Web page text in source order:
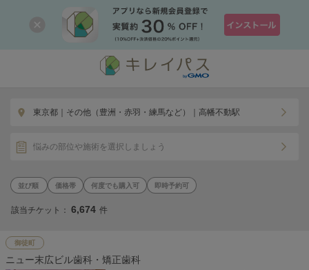
東京都｜その他（豊洲・赤羽・練馬など）｜高幡不動駅
悩みの部位や施術を選択しましょう
価格帯 何度でも購入可 即時予約可
該当チケット： 6,674 件
御徒町
ニュー末広ビル歯科・矯正歯科